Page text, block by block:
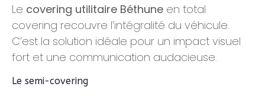
Le covering utilitaire Béthune en total
covering recouvre l’intégralité du véhicule.
C’est la solution idéale pour un impact visuel
fort et une communication audacieuse.
Le semi-covering